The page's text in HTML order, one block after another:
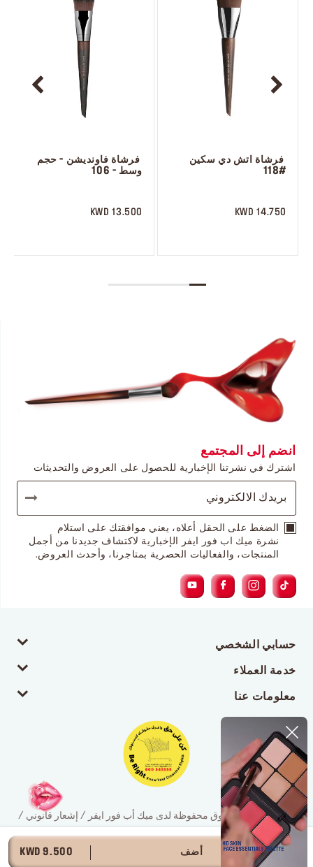
أضف 9.500 KWD
وسط - 106
13.500 KWD
#118
14.750 KWD
انضم إلى المجتمع
اشترك في نشرتنا الإخبارية للحصول على العروض والتحديثات
الضغط على الحقل أعلاه، يعني موافقتك على استلام
نشرة ميك اب فور ايفر الإخبارية لاكتشاف جديدنا من أجمل
المنتجات، والفعاليات الحصرية بمتاجرنا، وأحدث العروض.
حسابي الشخصي
خدمة العملاء
معلومات عنا
© 2026 جميع الحقوق محفوظة لدى ميك أب فور ايفر / إشعار قانوني /
سياسة الخصوصية